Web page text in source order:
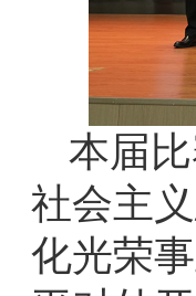
本届
社会主
化光荣